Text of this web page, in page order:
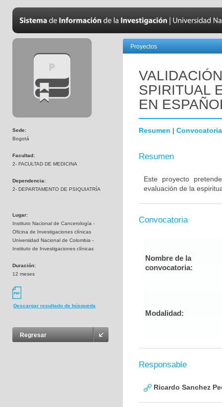
Sede:
Bogotá
Facultad:
2- FACULTAD DE MEDICINA
Dependencia:
2- DEPARTAMENTO DE PSIQUIATRÍA
Lugar:
Instituto Nacional de Cancerología -
Oficina de Investigaciones clínicas
Universidad Nacional de Colombia -
Instituto de Investigaciones clínicas
Duración:
12 meses
Descargar resultado de búsqueda
Regresar
Proyectos
SPIRITUAL
EN
Resumen | Convocatoria
Resumen
Este proyecto
evaluación de la
Convocatoria
Nombre de la
convocatoria:
Modalidad:
Responsable
Ricardo Sanchez